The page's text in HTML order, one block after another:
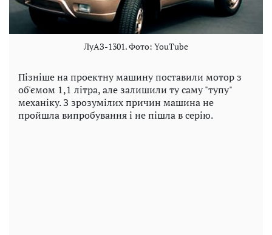
ЛуАЗ-1301. Фото: YouTube
Пізніше на проектну машину поставили мотор з
об'ємом 1,1 літра, але залишили ту саму "тупу"
механіку. З зрозумілих причин машина не
пройшла випробування і не пішла в серію.